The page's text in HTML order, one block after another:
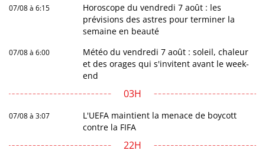
07/08 à 6:15
Horoscope du vendredi 7 août : les
prévisions des astres pour terminer la
semaine en beauté
07/08 à 6:00
Météo du vendredi 7 août : soleil, chaleur
et des orages qui s'invitent avant le week-
end
03H
07/08 à 3:07
L'UEFA maintient la menace de boycott
contre la FIFA
22H